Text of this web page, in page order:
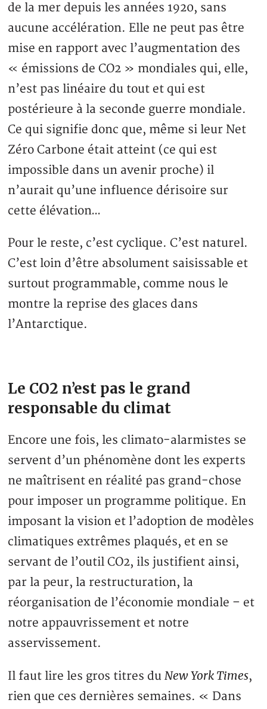
de la mer depuis les années 1920, sans
aucune accélération. Elle ne peut pas être
mise en rapport avec l’augmentation des
« émissions de CO2 » mondiales qui, elle,
n’est pas linéaire du tout et qui est
postérieure à la seconde guerre mondiale.
Ce qui signifie donc que, même si leur Net
Zéro Carbone était atteint (ce qui est
impossible dans un avenir proche) il
n’aurait qu’une influence dérisoire sur
cette élévation…
Pour le reste, c’est cyclique. C’est naturel.
C’est loin d’être absolument saisissable et
surtout programmable, comme nous le
montre la reprise des glaces dans
l’Antarctique.
Le CO2 n’est pas le grand
responsable du climat
Encore une fois, les climato-alarmistes se
servent d’un phénomène dont les experts
ne maîtrisent en réalité pas grand-chose
pour imposer un programme politique. En
imposant la vision et l’adoption de modèles
climatiques extrêmes plaqués, et en se
servant de l’outil CO2, ils justifient ainsi,
par la peur, la restructuration, la
réorganisation de l’économie mondiale – et
notre appauvrissement et notre
asservissement.
Il faut lire les gros titres duNew York Times,
rien que ces dernières semaines. « Dans